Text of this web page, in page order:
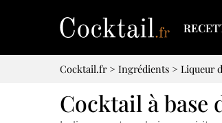
Cocktail.fr> Ingrédients > Liqueur
Cocktail à base